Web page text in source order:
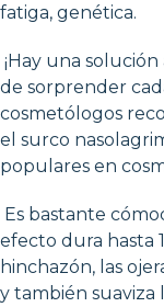
fatiga, genética.
¡Hay una
de sorprender
cosmetólogos
el surco
populares en
Es bastante
efecto dura hasta
hinchazón, las
y también suaviza